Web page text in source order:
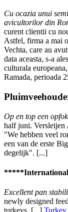
Cu ocazia unui
avicultorilor din
curent clientii cu
Astfel, firma a mai
Vechta, care au
data aceasta, s-a
culturala
Ramada, perioada
Op en top een
half juni. Versleijen
"We hebben veel
een van de erste
degelijk". [...]
*****International
Excellent pan
newly designed